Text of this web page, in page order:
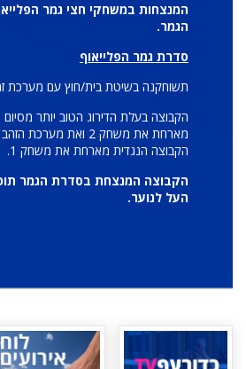
המנצחות במשחקי חצי גמר
הגמר.
סדרת גמר הפלייאוף
תשוחקנה בשיטת בית/חוץ עם מערכת
הקבוצה בעלת הדירוג הטוב יותר
מארחת את משחק 2 ואת
הקבוצה הנגדית מארחת את משחק 1.
הקבוצה המנצחת בסדרת הגמר
העל לנוער.